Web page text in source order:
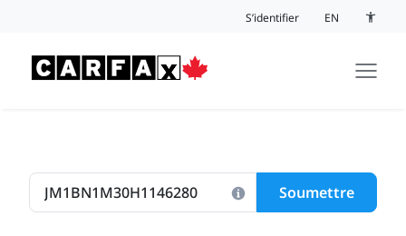
S’identifier
EN
Soumettre